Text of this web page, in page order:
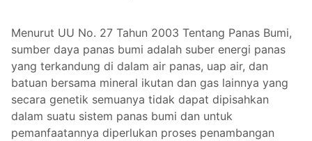
Menurut UU No. 27 Tahun 2003 Tentang Panas Bumi,
sumber daya panas bumi adalah suber energi panas
yang terkandung di dalam air panas, uap air, dan
batuan bersama mineral ikutan dan gas lainnya yang
secara genetik semuanya tidak dapat dipisahkan
dalam suatu sistem panas bumi dan untuk
pemanfaatannya diperlukan proses penambangan